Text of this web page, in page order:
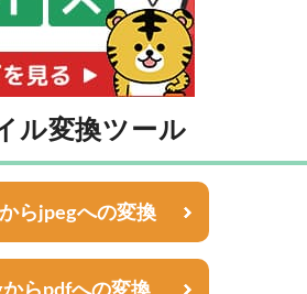
ル変換ツール
らjpegへの変換